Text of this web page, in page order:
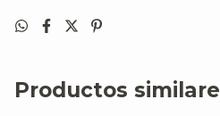
Productos